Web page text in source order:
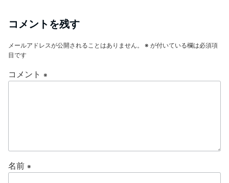
コメントを残す
メールアドレスが公開されることはありません。 ※ が付いている欄は必須項
目です
コメント ※
名前 ※